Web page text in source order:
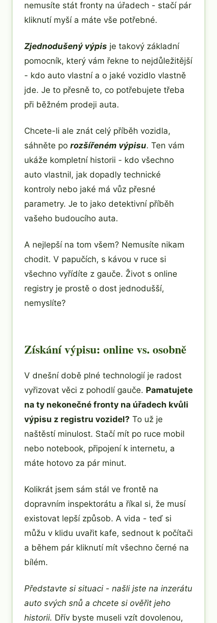
nemusíte stát fronty na úřadech - stačí pár
kliknutí myší a máte vše potřebné.
Zjednodušený výpis je takový základní
pomocník, který vám řekne to nejdůležitější
- kdo auto vlastní a o jaké vozidlo vlastně
jde. Je to přesně to, co potřebujete třeba
při běžném prodeji auta.
Chcete-li ale znát celý příběh vozidla,
sáhněte po rozšířeném výpisu. Ten vám
ukáže kompletní historii - kdo všechno
auto vlastnil, jak dopadly technické
kontroly nebo jaké má vůz přesné
parametry. Je to jako detektivní příběh
vašeho budoucího auta.
A nejlepší na tom všem? Nemusíte nikam
chodit. V papučích, s kávou v ruce si
všechno vyřídíte z gauče. Život s online
registry je prostě o dost jednodušší,
nemyslíte?
Získání výpisu: online vs. osobně
V dnešní době plné technologií je radost
vyřizovat věci z pohodlí gauče. Pamatujete
na ty nekonečné fronty na úřadech kvůli
výpisu z registru vozidel? To už je
naštěstí minulost. Stačí mít po ruce mobil
nebo notebook, připojení k internetu, a
máte hotovo za pár minut.
Kolikrát jsem sám stál ve frontě na
dopravním inspektorátu a říkal si, že musí
existovat lepší způsob. A vida - teď si
můžu v klidu uvařit kafe, sednout k počítači
a během pár kliknutí mít všechno černé na
bílém.
Představte si situaci - našli jste na inzerátu
auto svých snů a chcete si ověřit jeho
historii. Dřív byste museli vzít dovolenou,